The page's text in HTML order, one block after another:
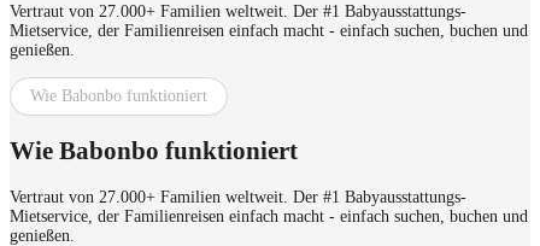
Vertraut von 27.000+ Familien weltweit. Der #1 Babyausstattungs-
Mietservice, der Familienreisen einfach macht - einfach suchen, buchen und
genießen.
Wie Babonbo funktioniert
Wie Babonbo funktioniert
Vertraut von 27.000+ Familien weltweit. Der #1 Babyausstattungs-
Mietservice, der Familienreisen einfach macht - einfach suchen, buchen und
genießen.